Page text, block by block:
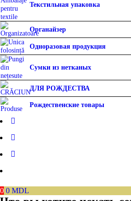
Текстильная упаковка
Органайзер
Одноразовая продукция
Сумки из нетканых
ДЛЯ РОЖДЕСТВА
Рождественские товары
0 0 MDL